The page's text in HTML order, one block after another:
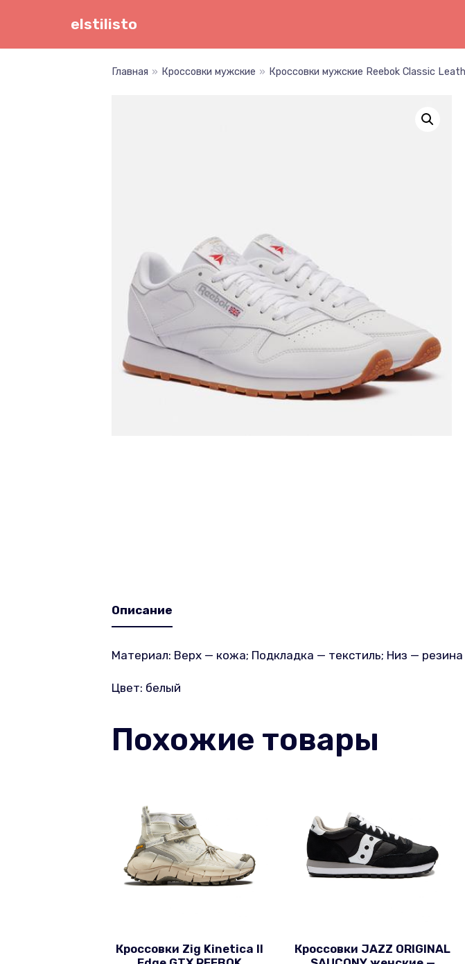
elstilisto
Главная » Кроссовки мужские » Кроссовки мужские Reebok Classic
Описание
Материал: Верх — кожа; Подкладка — текстиль; Низ — резина
Цвет: белый
Похожие товары
Кроссовки Zig Kinetica II
Кроссовки JAZZ ORIGINAL